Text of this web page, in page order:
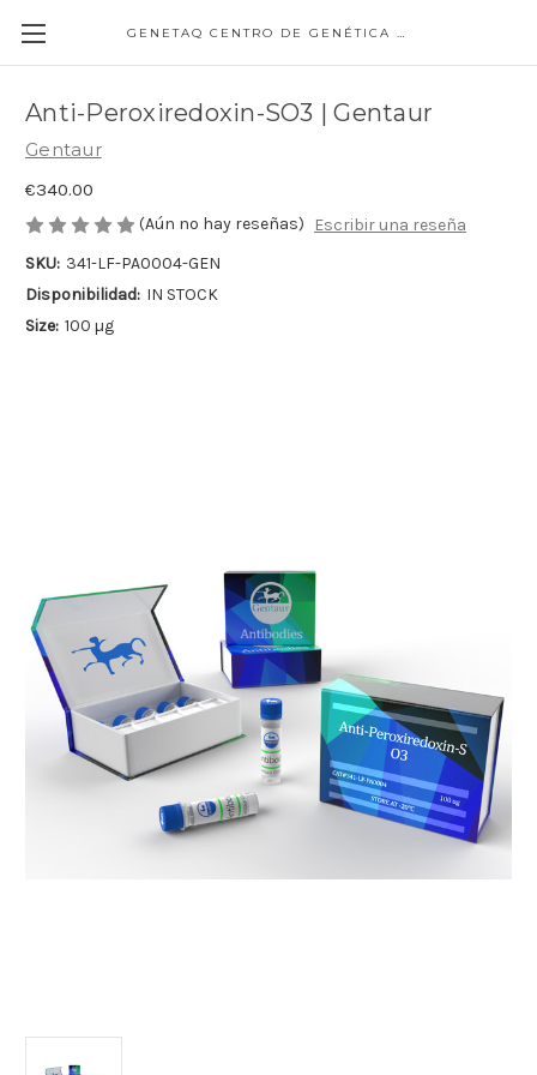
GENETAQ CENTRO DE GENÉTICA MOLECULAR
Anti-Peroxiredoxin-SO3 | Gentaur
Gentaur
€340.00
(Aún no hay reseñas)
Escribir una reseña
SKU: 341-LF-PA0004-GEN
Disponibilidad: IN STOCK
Size: 100 µg